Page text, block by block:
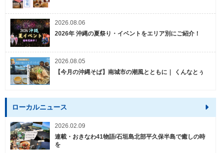
2026.08.06
2026年 沖縄の夏祭り・イベントをエリア別にご紹介！
2026.08.05
【今月の沖縄そば】南城市の潮風とともに｜ くんなとぅ
ローカルニュース
2026.02.09
連載・おきなわ41物語/石垣島北部平久保半島で癒しの時
を